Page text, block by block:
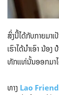
ສິ່ງນີ້ໄດ້ກັບກາຍມາ
ເຮົາໄດ້ນຳເອົາ ນ້ອ
ທັກແທ່ນັ້ນອອກມາ
ທາງ Lao